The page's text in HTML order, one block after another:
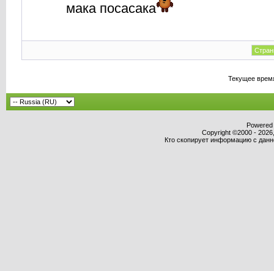
мака посасака
Текущее
Copyright ©2000 -
Кто скопирует информацию с